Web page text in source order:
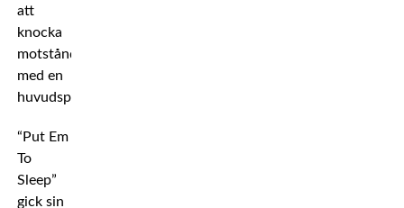
att
knocka
motståndaren
med en
huvudspark.
“Put Em
To
Sleep”
gick sin